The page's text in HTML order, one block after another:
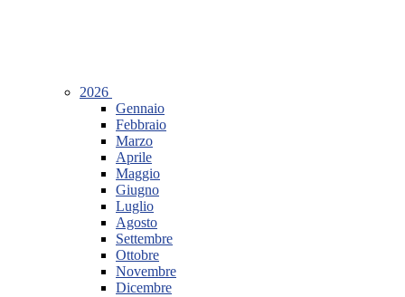
2026
Gennaio
Febbraio
Marzo
Aprile
Maggio
Giugno
Luglio
Agosto
Settembre
Ottobre
Novembre
Dicembre